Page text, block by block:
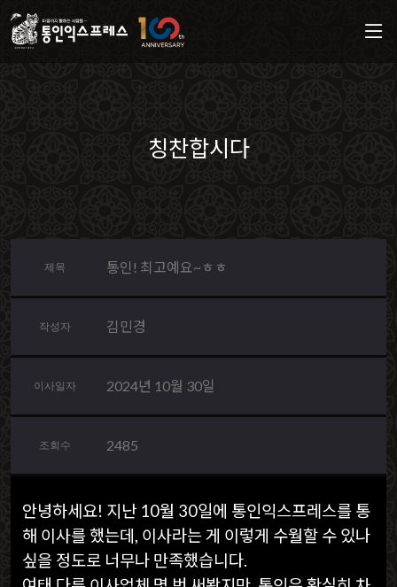
칭찬합시다
제목 통인! 최고예요~ㅎㅎ
작성자 김민경
이사일자 2024년 10월 30일
조회수 2485
안녕하세요! 지난 10월 30일에 통인익스프레스를 통
해 이사를 했는데, 이사라는 게 이렇게 수월할 수 있나
싶을 정도로 너무나 만족했습니다.